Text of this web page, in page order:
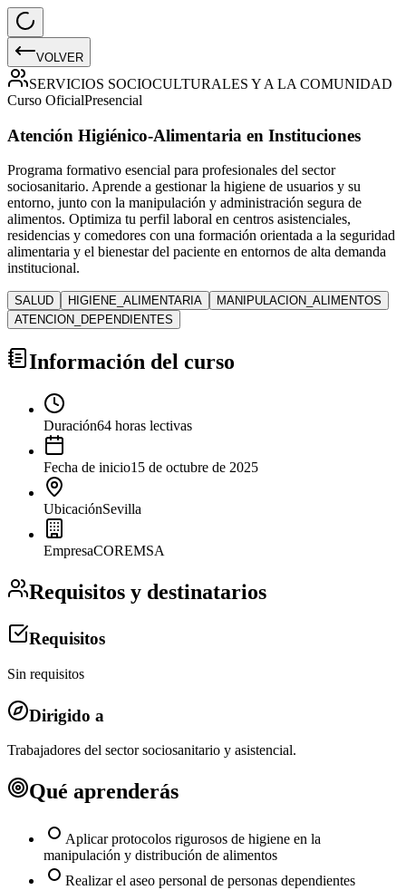
VOLVER
SERVICIOS SOCIOCULTURALES Y A LA COMUNIDAD
Curso OficialPresencial
Atención Higiénico-Alimentaria en Instituciones
Programa formativo esencial para profesionales del sector
sociosanitario. Aprende a gestionar la higiene de usuarios y su
entorno, junto con la manipulación y administración segura de
alimentos. Optimiza tu perfil laboral en centros asistenciales,
residencias y comedores con una formación orientada a la seguridad
alimentaria y el bienestar del paciente en entornos de alta demanda
institucional.
SALUD HIGIENE_ALIMENTARIA
MANIPULACION_ALIMENTOS
ATENCION_DEPENDIENTES
Información del curso
Duración64 horas lectivas
Fecha de inicio15 de octubre de 2025
UbicaciónSevilla
EmpresaCOREMSA
Requisitos y destinatarios
Requisitos
Sin requisitos
Dirigido a
Trabajadores del sector sociosanitario y asistencial.
Qué aprenderás
Aplicar protocolos rigurosos de higiene en la
manipulación y distribución de alimentos
Realizar el aseo personal de personas dependientes